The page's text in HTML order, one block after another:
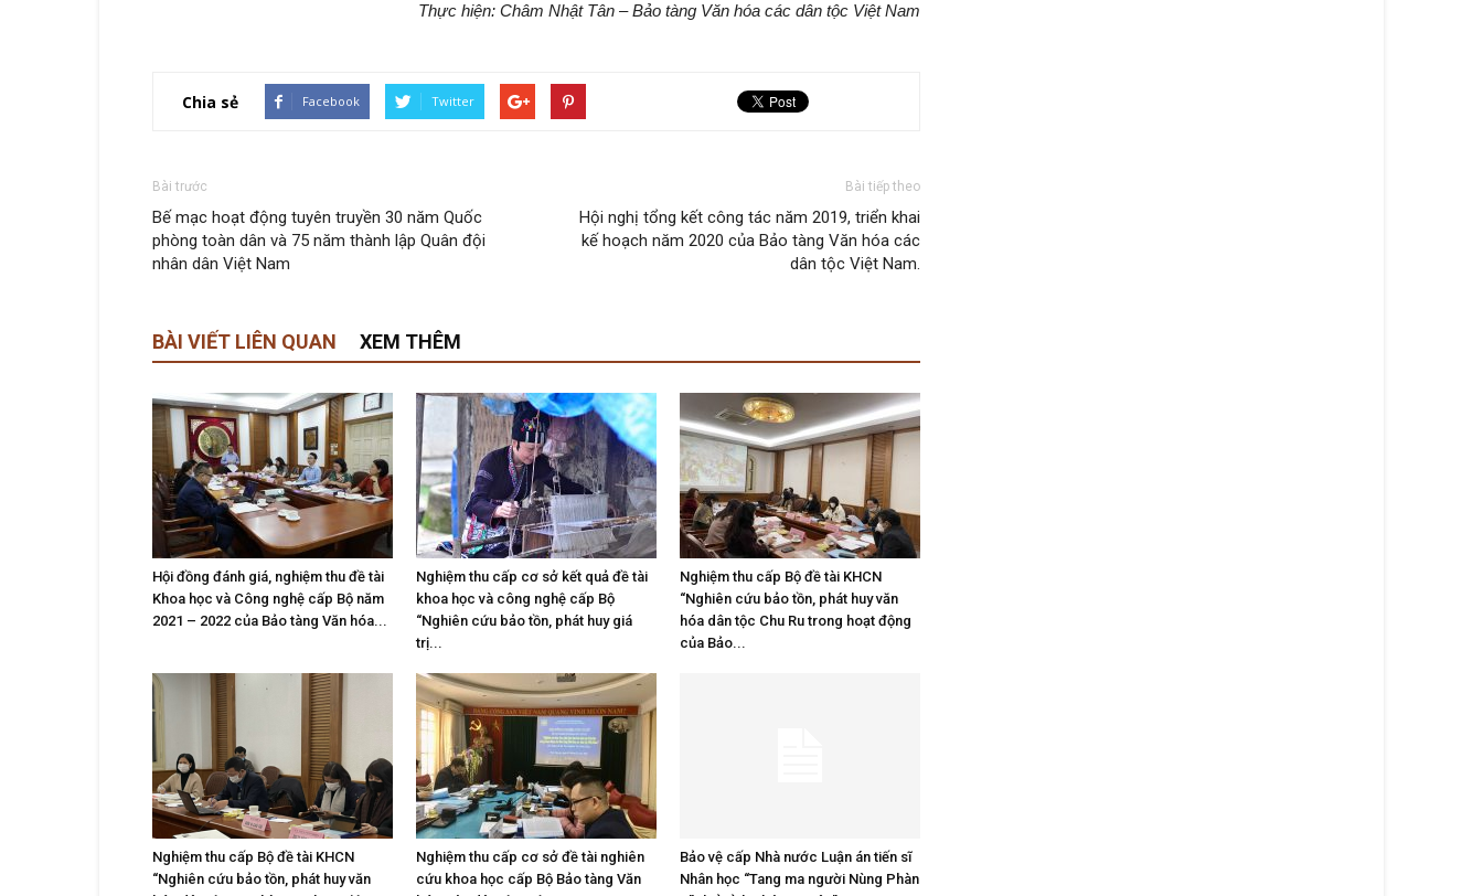
Thực hiện: Châm Nhật Tân – Bảo tàng Văn hóa các dân tộc Việt Nam
Chia sẻ Facebook Twitter
Bài trước
Bế mạc hoạt động tuyên truyền 30 năm Quốc
phòng toàn dân và 75 năm thành lập Quân đội
nhân dân Việt Nam
Bài tiếp theo
Hội nghị tổng kết công tác năm 2019, triển khai
kế hoạch năm 2020 của Bảo tàng Văn hóa các
dân tộc Việt Nam.
BÀI VIẾT LIÊN QUAN XEM THÊM
Hội đồng đánh giá, nghiệm thu đề tài
Khoa học và Công nghệ cấp Bộ năm
2021 – 2022 của Bảo tàng Văn hóa...
Nghiệm thu cấp cơ sở kết quả đề tài
khoa học và công nghệ cấp Bộ
“Nghiên cứu bảo tồn, phát huy giá
trị...
Nghiệm thu cấp Bộ đề tài KHCN
“Nghiên cứu bảo tồn, phát huy văn
hóa dân tộc Chu Ru trong hoạt động
của Bảo...
Nghiệm thu cấp Bộ đề tài KHCN
“Nghiên cứu bảo tồn, phát huy văn
Nghiệm thu cấp cơ sở đề tài nghiên
cứu khoa học cấp Bộ Bảo tàng Văn
Bảo vệ cấp Nhà nước Luận án tiến sĩ
Nhân học “Tang ma người Nùng Phàn